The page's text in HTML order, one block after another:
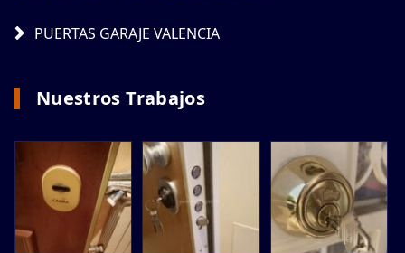
PUERTAS GARAJE VALENCIA
Nuestros Trabajos